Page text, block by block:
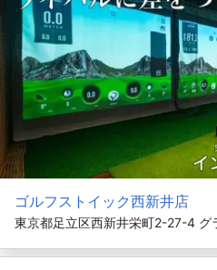
ゴルフストイック西新井店
東京都足立区西新井栄町2-27-4 グ